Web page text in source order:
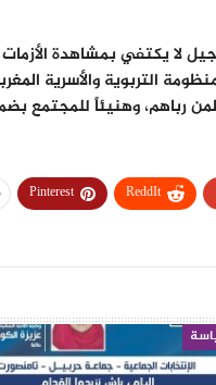
يكتفي بمشاهدة الأزمات
التربوية والأسرية
رباهم، وهنيئاً للمجتمع
ReddIt
Pinterest